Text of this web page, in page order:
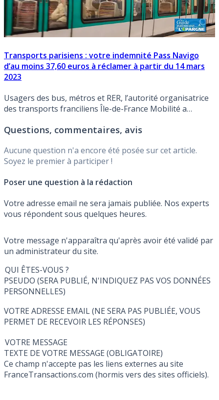
Transports parisiens : votre indemnité Pass Navigo
d’au moins 37,60 euros à réclamer à partir du 14 mars
2023
Usagers des bus, métros et RER, l’autorité organisatrice
des transports franciliens Île-de-France Mobilité a
demi-mois, soit 37.60 euros, à tous les usagers qui en
Questions, commentaires, avis
Aucune question n'a encore été posée sur cet article.
Soyez le premier à participer !
Poser une question à la rédaction
Votre adresse email ne sera jamais publiée. Nos experts
vous répondent sous quelques heures.
Votre message n'apparaîtra qu'après avoir été validé par
un administrateur du site.
QUI ÊTES-VOUS ?
PSEUDO (SERA PUBLIÉ, N'INDIQUEZ PAS VOS DONNÉES
PERSONNELLES)
VOTRE ADRESSE EMAIL (NE SERA PAS PUBLIÉE, VOUS
PERMET DE RECEVOIR LES RÉPONSES)
VOTRE MESSAGE
TEXTE DE VOTRE MESSAGE (OBLIGATOIRE)
Ce champ n'accepte pas les liens externes au site
FranceTransactions.com (hormis vers des sites officiels).